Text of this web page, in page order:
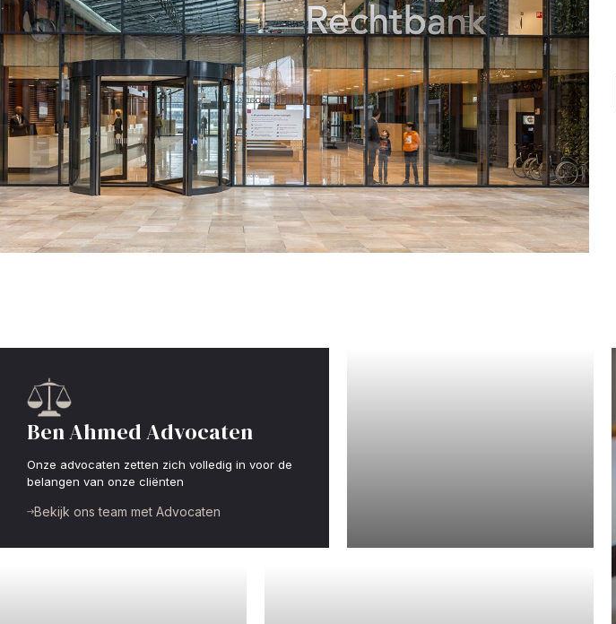
Ben Ahmed Advocaten
Onze advocaten zetten zich volledig in voor de
belangen van onze cliënten
Bekijk ons team met Advocaten